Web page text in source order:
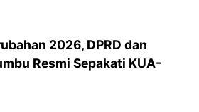
2026, DPRD dan
Resmi Sepakati KUA-